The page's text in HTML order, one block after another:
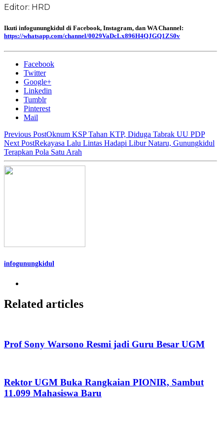
Editor: HRD
Ikuti infogunungkidul di Facebook, Instagram, dan WA Channel:
https://whatsapp.com/channel/0029VaDcLx896H4QJGQ1ZS0v
Facebook
Twitter
Google+
Linkedin
Tumblr
Pinterest
Mail
Previous PostOknum KSP Tahan KTP, Diduga Tabrak UU PDP
Next PostRekayasa Lalu Lintas Hadapi Libur Nataru, Gunungkidul
Terapkan Pola Satu Arah
infogunungkidul
Related articles
Prof Sony Warsono Resmi jadi Guru Besar UGM
Rektor UGM Buka Rangkaian PIONIR, Sambut
11.099 Mahasiswa Baru